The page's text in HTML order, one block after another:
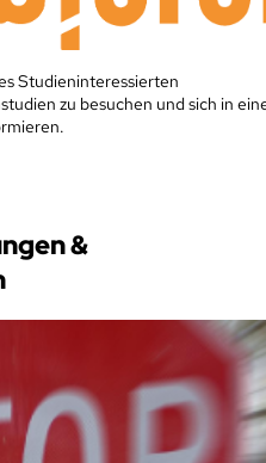
Studieninteressierten
zu besuchen und sich in
&